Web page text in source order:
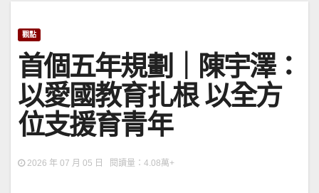
觀點
首個五年規劃｜陳宇澤：
以愛國教育扎根 以全方
位支援育青年
2026 年 07 月 05 日 閱讀量：4.08萬+